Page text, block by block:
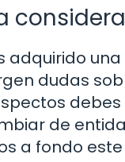
adquirido
dudas
de
a fondo